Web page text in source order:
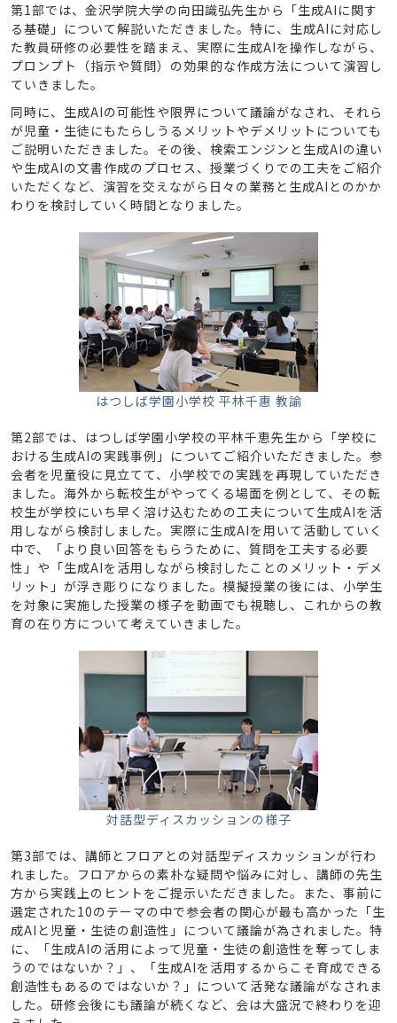
第1部では、金沢学院大学の向田識弘先生から「生成AIに関す
る基礎」について解説いただきました。特に、生成AIに対応し
た教員研修の必要性を踏まえ、実際に生成AIを操作しながら、
プロンプト（指示や質問）の効果的な作成方法について演習し
ていきました。
同時に、生成AIの可能性や限界について議論がなされ、それら
が児童・生徒にもたらしうるメリットやデメリットについても
ご説明いただきました。その後、検索エンジンと生成AIの違い
や生成AIの文書作成のプロセス、授業づくりでの工夫をご紹介
いただくなど、演習を交えながら日々の業務と生成AIとのかか
わりを検討していく時間となりました。
はつしば学園小学校 平林千惠 教諭
第2部では、はつしば学園小学校の平林千恵先生から「学校に
おける生成AIの実践事例」についてご紹介いただきました。参
会者を児童役に見立てて、小学校での実践を再現していただき
ました。海外から転校生がやってくる場面を例として、その転
校生が学校にいち早く溶け込むための工夫について生成AIを活
用しながら検討しました。実際に生成AIを用いて活動していく
中で、「より良い回答をもらうために、質問を工夫する必要
性」や「生成AIを活用しながら検討したことのメリット・デメ
リット」が浮き彫りになりました。模擬授業の後には、小学生
を対象に実施した授業の様子を動画でも視聴し、これからの教
育の在り方について考えていきました。
対話型ディスカッションの様子
第3部では、講師とフロアとの対話型ディスカッションが行わ
れました。フロアからの素朴な疑問や悩みに対し、講師の先生
方から実践上のヒントをご提示いただきました。また、事前に
選定された10のテーマの中で参会者の関心が最も高かった「生
成AIと児童・生徒の創造性」について議論が為されました。特
に、「生成AIの活用によって児童・生徒の創造性を奪ってしま
うのではないか？」、「生成AIを活用するからこそ育成できる
創造性もあるのではないか？」について活発な議論がなされま
した。研修会後にも議論が続くなど、会は大盛況で終わりを迎